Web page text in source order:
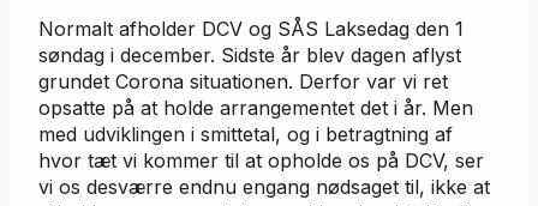
Normalt afholder DCV og SÅS Laksedag den 1
søndag i december. Sidste år blev dagen aflyst
grundet Corona situationen. Derfor var vi ret
opsatte på at holde arrangementet det i år. Men
med udviklingen i smittetal, og i betragtning af
hvor tæt vi kommer til at opholde os på DCV, ser
vi os desværre endnu engang nødsaget til, ikke at